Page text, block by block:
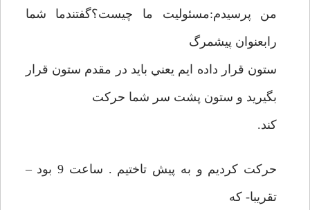
من پرسيدم:مسئوليت ما چيست؟گفتندما شما
رابعنوان پيشمرگ
ستون قرار داده ايم يعني بايد در مقدم ستون قرار
بگيريد و ستون پشت سر شما حرکت
کند.
حرکت کرديم و به پيش تاختيم . ساعت 9 بود –
تقريبا- که